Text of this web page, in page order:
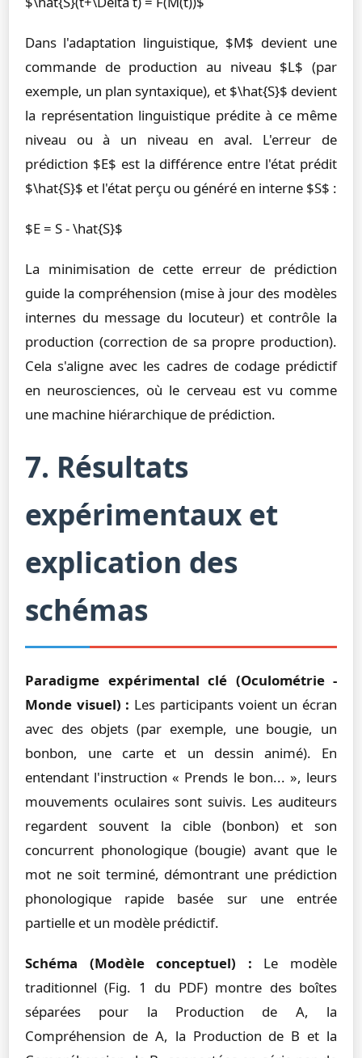
Dans l'adaptation linguistique, $M$ devient une
commande de production au niveau $L$ (par
exemple, un plan syntaxique), et $\hat{S}$ devient
la représentation linguistique prédite à ce même
niveau ou à un niveau en aval. L'erreur de
prédiction $E$ est la différence entre l'état prédit
$\hat{S}$ et l'état perçu ou généré en interne $S$ :
$E = S - \hat{S}$
La minimisation de cette erreur de prédiction
guide la compréhension (mise à jour des modèles
internes du message du locuteur) et contrôle la
production (correction de sa propre production).
Cela s'aligne avec les cadres de codage prédictif
en neurosciences, où le cerveau est vu comme
une machine hiérarchique de prédiction.
7. Résultats
expérimentaux et
explication des
schémas
Paradigme expérimental clé (Oculométrie -
Monde visuel) : Les participants voient un écran
avec des objets (par exemple, une bougie, un
bonbon, une carte et un dessin animé). En
entendant l'instruction « Prends le bon... », leurs
mouvements oculaires sont suivis. Les auditeurs
regardent souvent la cible (bonbon) et son
concurrent phonologique (bougie) avant que le
mot ne soit terminé, démontrant une prédiction
phonologique rapide basée sur une entrée
partielle et un modèle prédictif.
Schéma (Modèle conceptuel) : Le modèle
traditionnel (Fig. 1 du PDF) montre des boîtes
séparées pour la Production de A, la
Compréhension de A, la Production de B et la